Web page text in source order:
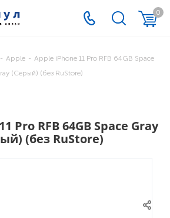
0
- Apple - Apple iPhone 11 Pro RFB 64GB Space
(Серый) (без RuStore)
Pro RFB 64GB Space Gray
(без RuStore)